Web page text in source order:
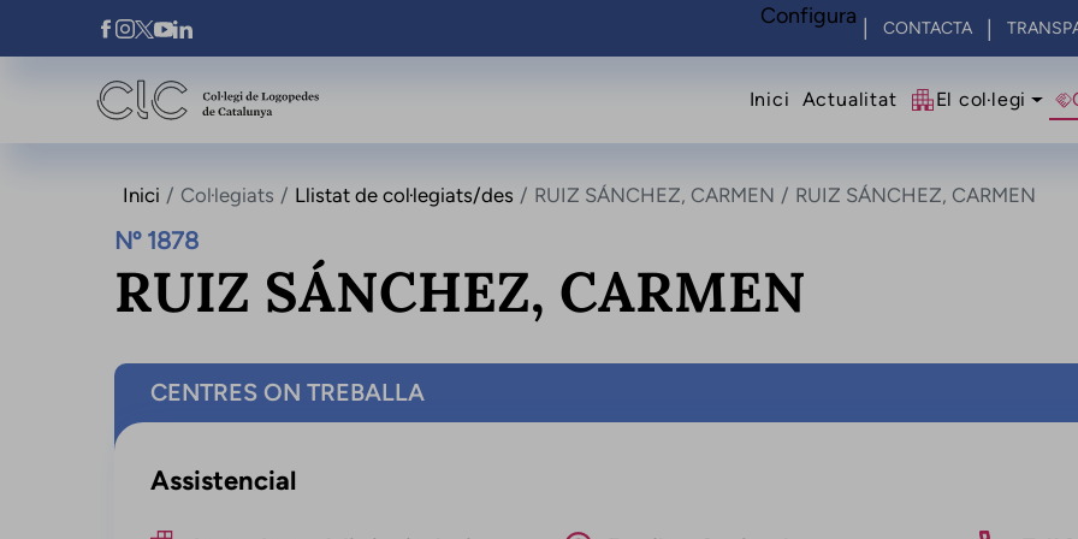
Vés al contingut
Xarxes Socials CONTACTA
Navegació
Inici Actualitat El col·legi
Inici Col·legiats Llistat de col·legiats/des RUIZ SÁNCHEZ, CARMEN RUIZ SÁNCHEZ, CARMEN
Nº 1878
RUIZ SÁNCHEZ, CARMEN
CENTRES ON TREBALLA
Assistencial
Configura